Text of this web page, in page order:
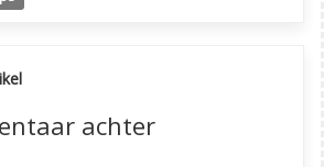
achter